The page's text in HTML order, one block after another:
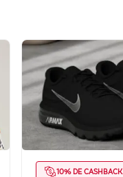
10% DE CASHBACK